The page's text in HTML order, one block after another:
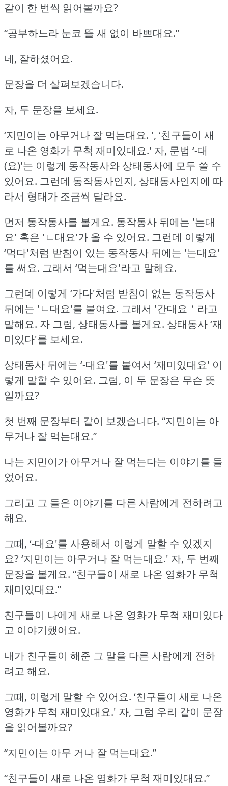
같이 한 번씩 읽어볼까요?
“공부하느라 눈코 뜰 새 없이 바쁘대요.”
네, 잘하셨어요.
문장을 더 살펴보겠습니다.
자, 두 문장을 보세요.
‘지민이는 아무거나 잘 먹는대요. ', ‘친구들이 새
로 나온 영화가 무척 재미있대요.' 자, 문법 ‘-대
(요)'는 이렇게 동작동사와 상태동사에 모두 쓸 수
있어요. 그런데 동작동사인지, 상태동사인지에 따
라서 형태가 조금씩 달라요.
먼저 동작동사를 볼게요. 동작동사 뒤에는 '는대
요' 혹은 'ㄴ대요'가 올 수 있어요. 그런데 이렇게
‘먹다'처럼 받침이 있는 동작동사 뒤에는 '는대요'
를 써요. 그래서 ‘먹는대요'라고 말해요.
그런데 이렇게 ‘가다'처럼 받침이 없는 동작동사
뒤에는 'ㄴ대요'를 붙여요. 그래서 '간대요＇라고
말해요. 자 그럼, 상태동사를 볼게요. 상태동사 ‘재
미있다'를 보세요.
상태동사 뒤에는 ‘-대요'를 붙여서 ‘재미있대요' 이
렇게 말할 수 있어요. 그럼, 이 두 문장은 무슨 뜻
일까요?
첫 번째 문장부터 같이 보겠습니다. “지민이는 아
무거나 잘 먹는대요.”
나는 지민이가 아무거나 잘 먹는다는 이야기를 들
었어요.
그리고 그 들은 이야기를 다른 사람에게 전하려고
해요.
그때, ‘-대요'를 사용해서 이렇게 말할 수 있겠지
요?‘지민이는 아무거나 잘 먹는대요.' 자, 두 번째
문장을 볼게요. “친구들이 새로 나온 영화가 무척
재미있대요.”
친구들이 나에게 새로 나온 영화가 무척 재미있다
고 이야기했어요.
내가 친구들이 해준 그 말을 다른 사람에게 전하
려고 해요.
그때, 이렇게 말할 수 있어요. ‘친구들이 새로 나온
영화가 무척 재미있대요.' 자, 그럼 우리 같이 문장
을 읽어볼까요?
“지민이는 아무 거나 잘 먹는대요.”
“친구들이 새로 나온 영화가 무척 재미있대요.”